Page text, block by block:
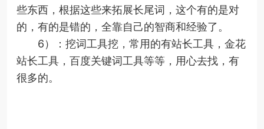
些东西，根据这些来拓展长尾词，这个有的是对
的，有的是错的，全靠自己的智商和经验了。
6）：挖词工具挖，常用的有站长工具，金花
站长工具，百度关键词工具等等，用心去找，有
很多的。